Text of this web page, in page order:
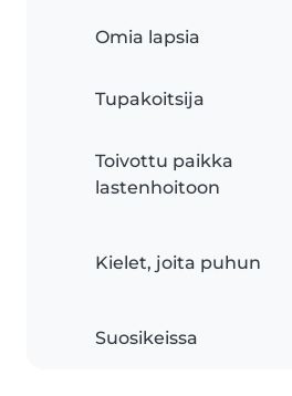
Omia lapsia
Tupakoitsija
Toivottu paikka
lastenhoitoon
Kielet, joita puhun
Suosikeissa